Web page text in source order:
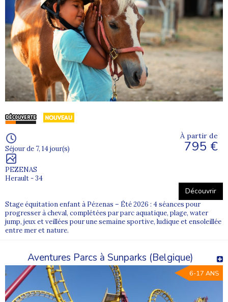
Séjour de 7, 14 jour(s)
PEZENAS
Herault - 34
À partir de
795 €
Découvrir
Stage équitation enfant à Pézenas – Été 2026 : 4 séances pour
progresser à cheval, complétées par parc aquatique, plage, water
jump, jeux et veillées pour une semaine sportive, ludique et ensoleillée
entre mer et nature.
Aventures Parcs à Sunparks (Belgique)
6-17 ANS